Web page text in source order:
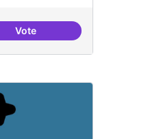
VoteIncubadora d'ILPs